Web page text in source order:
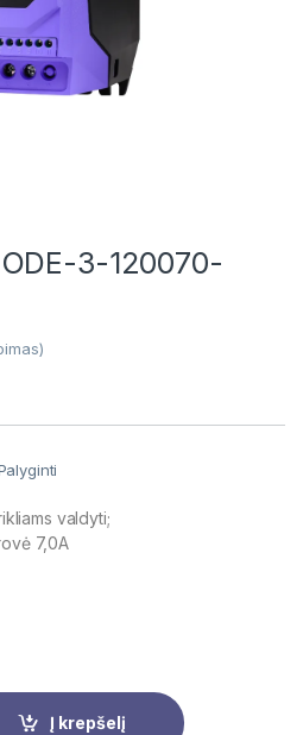
3-120070-
valdyti;
7,0A
Į krepšelį